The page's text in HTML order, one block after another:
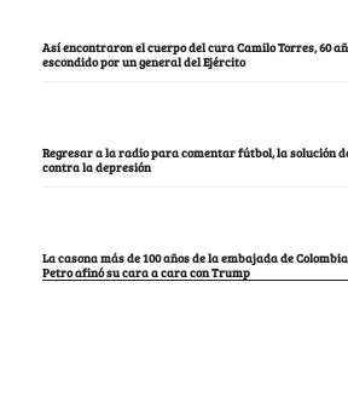
Así encontraron el cuerpo del cura Camilo Torres, 60
escondido por un general del Ejército
Regresar a la radio para comentar fútbol, la solución
contra la depresión
La casona más de 100 años de la embajada de
Petro afinó su cara a cara con Trump